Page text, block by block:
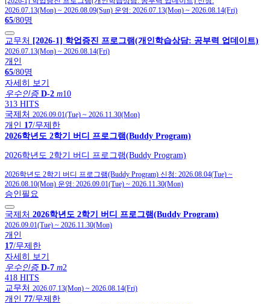
2026.07.13(Mon) ~ 2026.08.09(Sun) 운영: 2026.07.13(Mon) ~ 2026.08.14(Fri)
65/80명
교무처 [2026-1] 학업증진 프로그램(개인학습상담: 공부력 업데이트)
2026.07.13(Mon) ~ 2026.08.14(Fri)
개인
65/80명
자세히 보기
우수인증 D-2 m10
313 HITS
국제처 2026.09.01(Tue) ~ 2026.11.30(Mon)
개인 17/무제한
2026학년도 2학기 버디 프로그램(Buddy Program)
2026학년도 2학기 버디 프로그램(Buddy Program)
2026학년도 2학기 버디 프로그램(Buddy Program) 신청: 2026.08.04(Tue) ~
2026.08.10(Mon) 운영: 2026.09.01(Tue) ~ 2026.11.30(Mon)
승인필요
국제처 2026학년도 2학기 버디 프로그램(Buddy Program)
2026.09.01(Tue) ~ 2026.11.30(Mon)
개인
17/무제한
자세히 보기
우수인증 D-7 m2
418 HITS
교무처 2026.07.13(Mon) ~ 2026.08.14(Fri)
개인 77/무제한